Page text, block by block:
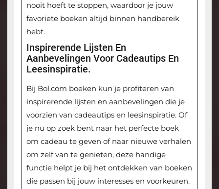
nooit hoeft te stoppen, waardoor je jouw
favoriete boeken altijd binnen handbereik
hebt.
Inspirerende Lijsten En
Aanbevelingen Voor Cadeautips En
Leesinspiratie.
Bij Bol.com boeken kun je profiteren van
inspirerende lijsten en aanbevelingen die je
voorzien van cadeautips en leesinspiratie. Of
je nu op zoek bent naar het perfecte boek
om cadeau te geven of naar nieuwe verhalen
om zelf van te genieten, deze handige
functie helpt je bij het ontdekken van boeken
die passen bij jouw interesses en voorkeuren.